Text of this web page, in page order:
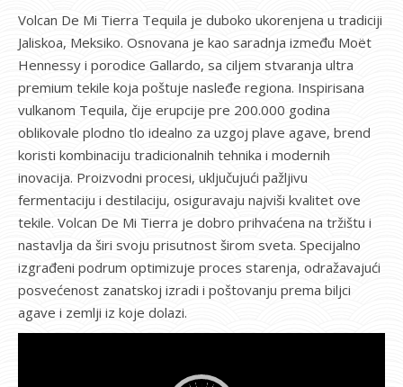
Volcan De Mi Tierra Tequila je duboko ukorenjena u tradiciji
Jaliskoa, Meksiko. Osnovana je kao saradnja između Moët
Hennessy i porodice Gallardo, sa ciljem stvaranja ultra
premium tekile koja poštuje nasleđe regiona. Inspirisana
vulkanom Tequila, čije erupcije pre 200.000 godina
oblikovale plodno tlo idealno za uzgoj plave agave, brend
koristi kombinaciju tradicionalnih tehnika i modernih
inovacija. Proizvodni procesi, uključujući pažljivu
fermentaciju i destilaciju, osiguravaju najviši kvalitet ove
tekile. Volcan De Mi Tierra je dobro prihvaćena na tržištu i
nastavlja da širi svoju prisutnost širom sveta. Specijalno
izgrađeni podrum optimizuje proces starenja, odražavajući
posvećenost zanatskoj izradi i poštovanju prema biljci
agave i zemlji iz koje dolazi.